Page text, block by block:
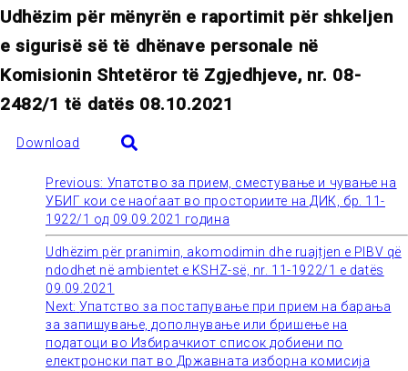
Udhëzim për mënyrën e raportimit për shkeljen
e sigurisë së të dhënave personale në
Komisionin Shtetëror të Zgjedhjeve, nr. 08-
2482/1 të datës 08.10.2021
Download
Post
navigation
Previous: Упатство за прием, сместување и чување на
УБИГ кои се наоѓаат во просториите на ДИК, бр. 11-
1922/1 од 09.09.2021 година
Udhëzim për pranimin, akomodimin dhe ruajtjen e PIBV që
ndodhet në ambientet e KSHZ-së, nr. 11-1922/1 e datës
09.09.2021
Next: Упатство за постапување при прием на барања
за запишување, дополнување или бришење на
податоци во Избирачкиот список добиени по
електронски пат во Државната изборна комисија